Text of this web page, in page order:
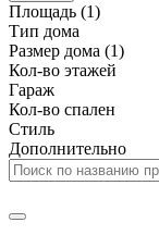
Площадь (1)
Тип дома
Размер дома (1)
Кол-во этажей
Гараж
Кол-во спален
Стиль
Дополнительно